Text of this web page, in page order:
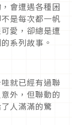
會遭遇各種困
是每次都一帆
愛，卻總是遭
系列故事。
就已經有過聯
外，但聯動的
人滿滿的驚